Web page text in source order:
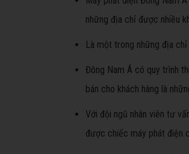
những địa chỉ được nhiều
Là một trong những địa
Đông Nam Á có quy trình
bán cho khách hàng là
Với đội ngũ nhân viên tư
được chiếc máy phát điện